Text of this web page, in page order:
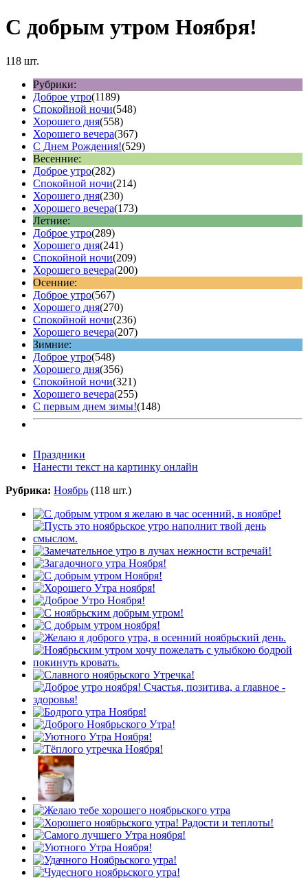
С добрым утром Ноября!
118 шт.
Рубрики:
Доброе утро(1189)
Спокойной ночи(548)
Хорошего дня(558)
Хорошего вечера(367)
С Днем Рождения!(529)
Весенние:
Доброе утро(282)
Спокойной ночи(214)
Хорошего дня(230)
Хорошего вечера(173)
Летние:
Доброе утро(289)
Хорошего дня(241)
Спокойной ночи(209)
Хорошего вечера(200)
Осенние:
Доброе утро(567)
Хорошего дня(270)
Спокойной ночи(236)
Хорошего вечера(207)
Зимние:
Доброе утро(548)
Хорошего дня(356)
Спокойной ночи(321)
Хорошего вечера(255)
С первым днем зимы!(148)
Праздники
Нанести текст на картинку онлайн
Рубрика: Ноябрь (118 шт.)